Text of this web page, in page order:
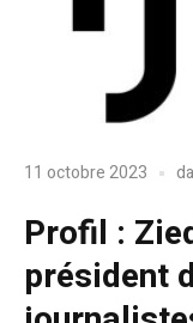
11 octobre 2023
Profil :
président